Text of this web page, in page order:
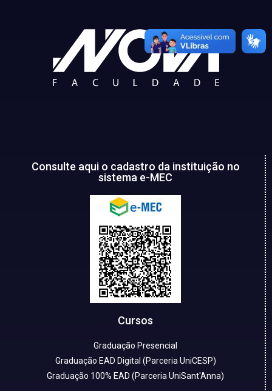
Consulte aqui o cadastro da instituição no
sistema e-MEC
Cursos
Graduação Presencial
Graduação EAD Digital (Parceria UniCESP)
Graduação 100% EAD (Parceria UniSant'Anna)